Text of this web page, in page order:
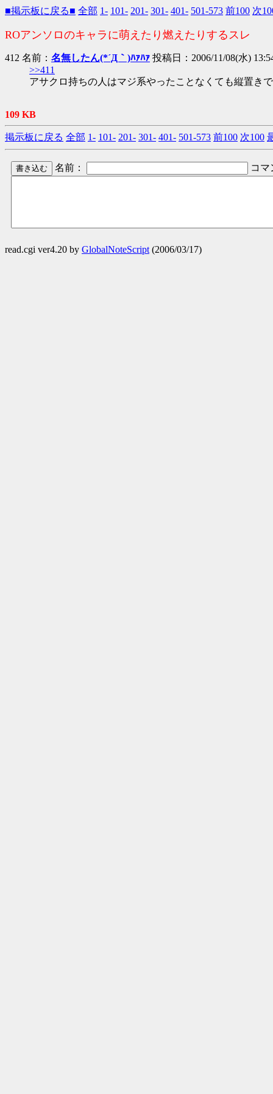
■掲示板に戻る■ 全部 1- 101- 201- 301- 401- 501-573 前100 次
ROアンソロのキャラに萌えたり燃えたりするスレ
412 名前： 名無したん(*´Д｀)ﾊｧﾊｧ 投稿日：2006/11/08(水)
>>411
アサクロ持ちの人はマジ系やったことなくても縦置き
109 KB
掲示板に戻る 全部 1- 101- 201- 301- 401- 501-573 前100 次100
名前： コ
read.cgi ver4.20 by GlobalNoteScript (2006/03/17)